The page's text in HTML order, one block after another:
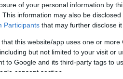
of your personal information by
This information may also be
Participants that may further disclose
that this website/app uses one or
but not limited to your visit or
to Google and its third-party tags to
consent section.
l’amministratore
un altro
che il
Gruppo Italgas
operativo e
urbanodell’isola di
rete smart, digitale e